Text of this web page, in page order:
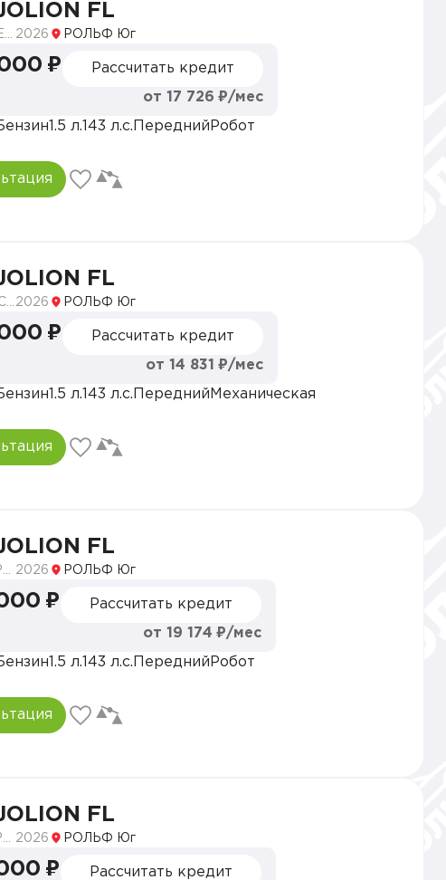
FL
2026 РОЛЬФ Юг
₽ Рассчитать кредит
от 17 726 ₽/мес
1.5 л. 143 л.с. Передний Робот
FL
2026 РОЛЬФ Юг
₽ Рассчитать кредит
от 14 831 ₽/мес
1.5 л. 143 л.с. Передний Механическая
FL
2026 РОЛЬФ Юг
₽ Рассчитать кредит
от 19 174 ₽/мес
1.5 л. 143 л.с. Передний Робот
FL
2026 РОЛЬФ Юг
₽ Рассчитать кредит